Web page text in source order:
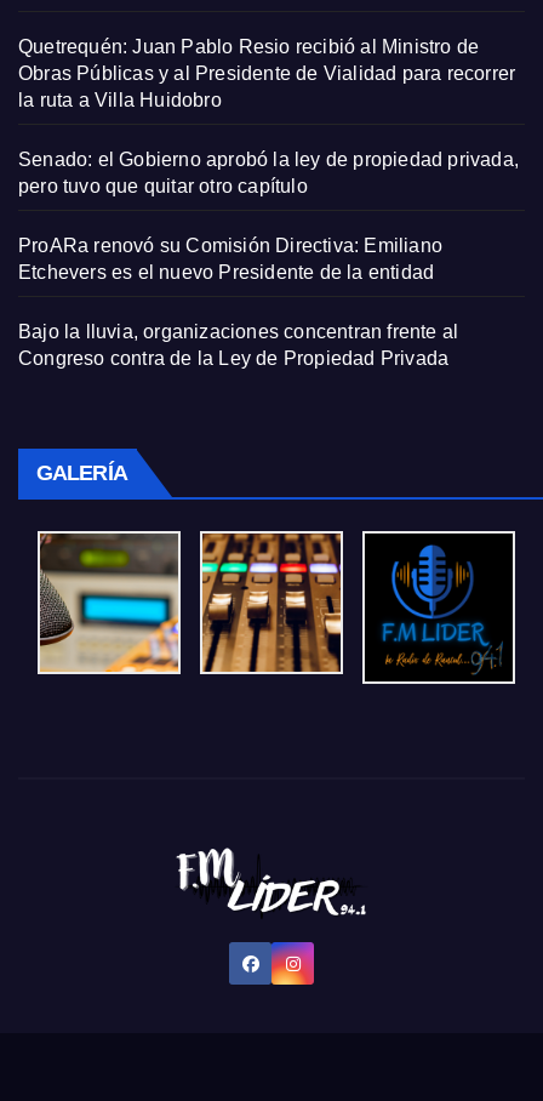
Quetrequén: Juan Pablo Resio recibió al Ministro de
Obras Públicas y al Presidente de Vialidad para recorrer
la ruta a Villa Huidobro
Senado: el Gobierno aprobó la ley de propiedad privada,
pero tuvo que quitar otro capítulo
ProARa renovó su Comisión Directiva: Emiliano
Etchevers es el nuevo Presidente de la entidad
Bajo la lluvia, organizaciones concentran frente al
Congreso contra de la Ley de Propiedad Privada
GALERÍA